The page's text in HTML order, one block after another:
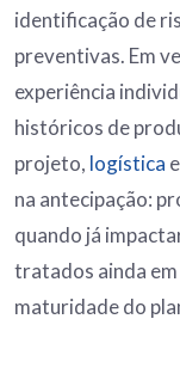
identificação de
preventivas. Em
experiência
históricos de
projeto, logística
na antecipação:
quando já
tratados ainda
maturidade do